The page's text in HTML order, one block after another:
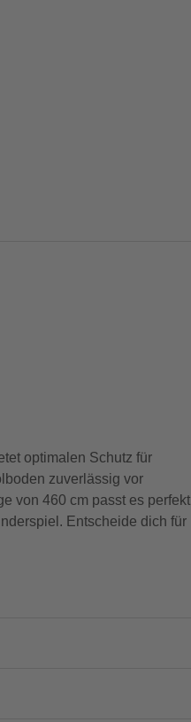
optimalen Schutz für
zuverlässig vor
von 460 cm passt es perfekt
Entscheide dich für